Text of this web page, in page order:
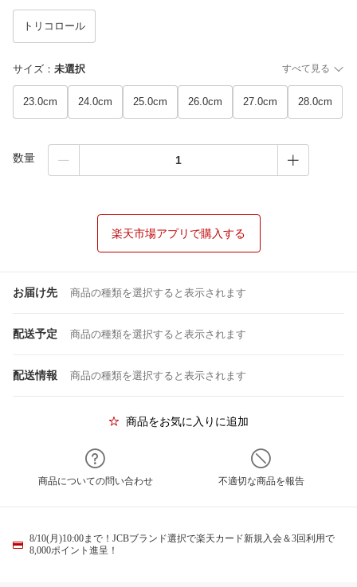
トリコロール
サイズ ： 未選択 すべて見る
23.0cm 24.0cm 25.0cm 26.0cm 27.0cm 28.0cm
数量
楽天市場アプリで購入する
お届け先 商品の種類を選択すると表示されます
配送予定 商品の種類を選択すると表示されます
配送情報 商品の種類を選択すると表示されます
商品をお気に入りに追加
商品についての問い合わせ 不適切な商品を報告
8/10(月)10:00まで！JCBブランド選択で楽天カード新規入会＆3回利用で
8,000ポイント進呈！